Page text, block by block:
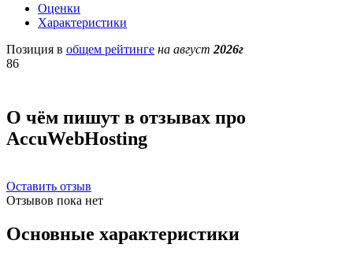
Оценки
Характеристики
Позиция в общем рейтинге на август 2026г
86
О чём пишут в отзывах про
AccuWebHosting
Оставить отзыв
Отзывов пока нет
Основные характеристики